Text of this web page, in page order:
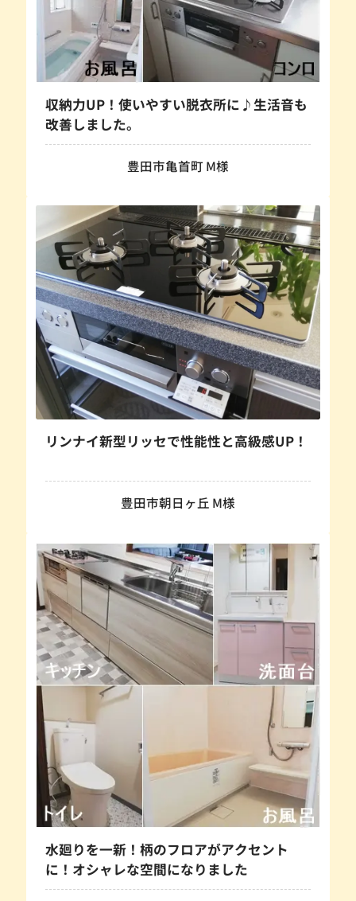
収納力UP！使いやすい脱衣所に♪生活音も
改善しました。
豊田市亀首町 M様
リンナイ新型リッセで性能性と高級感UP！
豊田市朝日ヶ丘 M様
水廻りを一新！柄のフロアがアクセント
に！オシャレな空間になりました